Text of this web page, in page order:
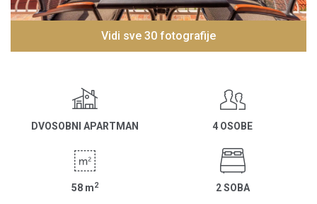
Vidi sve 30 fotografije
DVOSOBNI APARTMAN 4 OSOBE
58 m2 2 SOBA